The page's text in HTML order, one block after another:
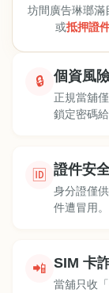
坊間廣告琳瑯滿
或抵押證
🔒 個資風
正規當舖
鎖定密碼給
🆔 證件安
身分證僅
件遭冒用。
📲 SIM 卡
當舖只收